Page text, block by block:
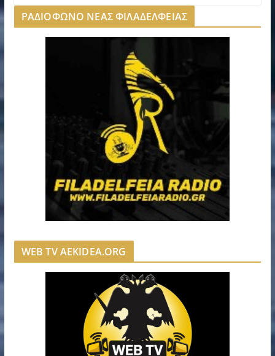
ΡΑΔΙΟΦΩΝΟ ΝΕΑΣ ΦΙΛΑΔΕΛΦΕΙΑΣ
WEB TV AEKIDEA.ORG